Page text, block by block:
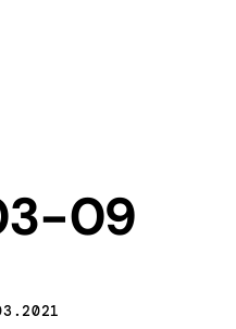
09